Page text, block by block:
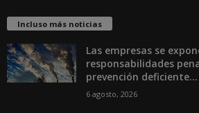
Incluso más noticias
Las empresas se
responsabilidades
prevención deficiente...
6 agosto, 2026